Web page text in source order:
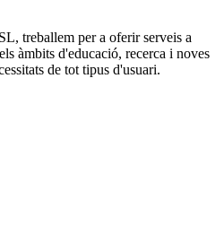
treballem per a oferir serveis a
àmbits d'educació, recerca i noves
de tot tipus d'usuari.